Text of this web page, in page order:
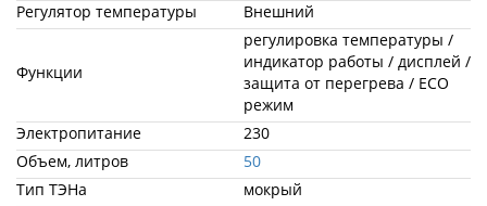
Регулятор температуры
Внешний
Функции
регулировка температуры /
индикатор работы / дисплей /
защита от перегрева / ECO
режим
Электропитание
230
Объем, литров
50
Тип ТЭНа
мокрый